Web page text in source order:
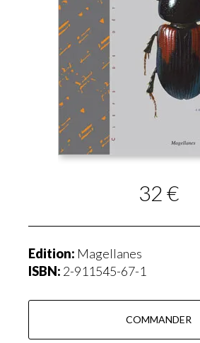
32 €
Edition: Magellanes
ISBN: 2-911545-67-1
COMMANDER